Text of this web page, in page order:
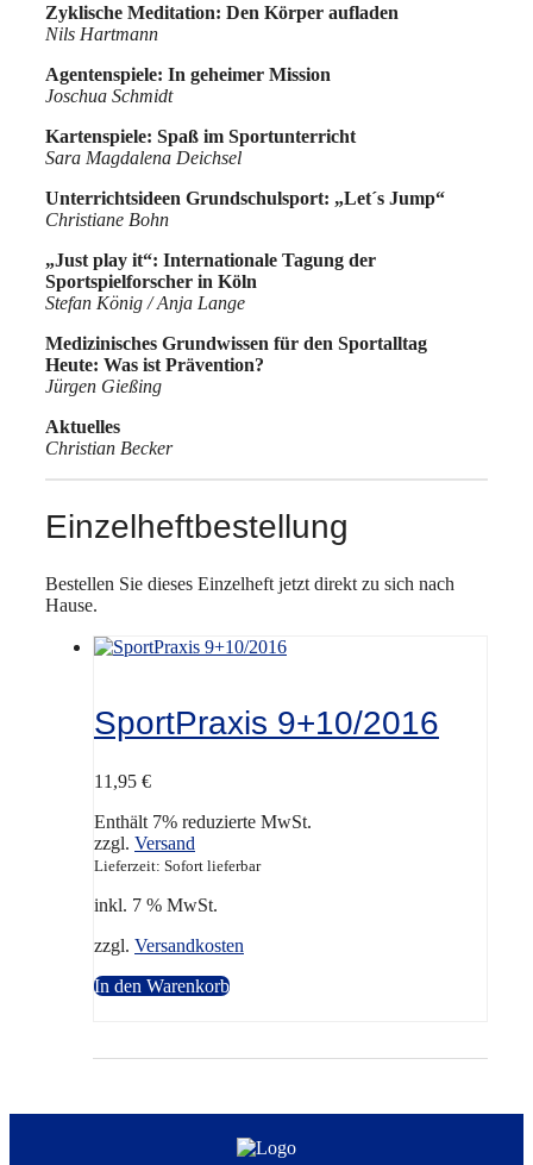
Zyklische Meditation: Den Körper aufladen
Nils Hartmann
Agentenspiele: In geheimer Mission
Joschua Schmidt
Kartenspiele: Spaß im Sportunterricht
Sara Magdalena Deichsel
Unterrichtsideen Grundschulsport: „Let´s Jump“
Christiane Bohn
„Just play it“: Internationale Tagung der
Sportspielforscher in Köln
Stefan König / Anja Lange
Medizinisches Grundwissen für den Sportalltag
Heute: Was ist Prävention?
Jürgen Gießing
Aktuelles
Christian Becker
Einzelheftbestellung
Bestellen Sie dieses Einzelheft jetzt direkt zu sich nach
Hause.
SportPraxis 9+10/2016
11,95 €
Enthält 7% reduzierte MwSt.
zzgl. Versand
Lieferzeit: Sofort lieferbar
inkl. 7 % MwSt.
zzgl. Versandkosten
In den Warenkorb